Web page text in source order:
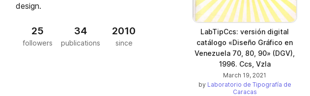
design.
25
followers
34
publications
2010
since
LabTipCcs: versión digital
catálogo «Diseño Gráfico en
Venezuela 70, 80, 90» (DGV),
1996. Ccs, Vzla
March 19, 2021
by Laboratorio de Tipografía de
Caracas